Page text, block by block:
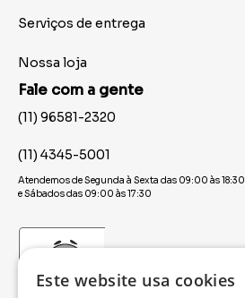
Serviços de entrega
Nossa loja
Fale com a gente
(11) 96581-2320
(11) 4345-5001
Atendemos de Segunda à Sexta das 09:00 às 18:30
e Sábados das 09:00 às 17:30
Este website usa cookies